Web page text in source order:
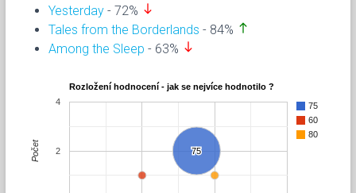
Yesterday - 72% south
Tales from the Borderlands - 84% north
Among the Sleep - 63% south
Rozložení hodnocení - jak se nejvíce hodnotilo ?
75
60
80
75
75
2
4
Počet